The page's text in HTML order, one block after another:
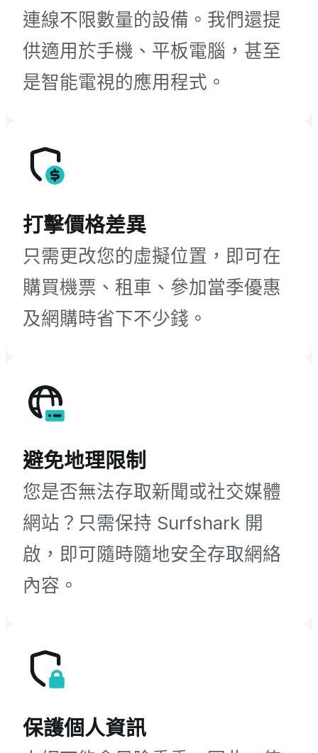
連線不限數量的設備。我們還提
供適用於手機、平板電腦，甚至
是智能電視的應用程式。
打擊價格差異
只需更改您的虛擬位置，即可在
購買機票、租車、參加當季優惠
及網購時省下不少錢。
避免地理限制
您是否無法存取新聞或社交媒體
網站？只需保持 Surfshark 開
啟，即可隨時隨地安全存取網絡
內容。
保護個人資訊